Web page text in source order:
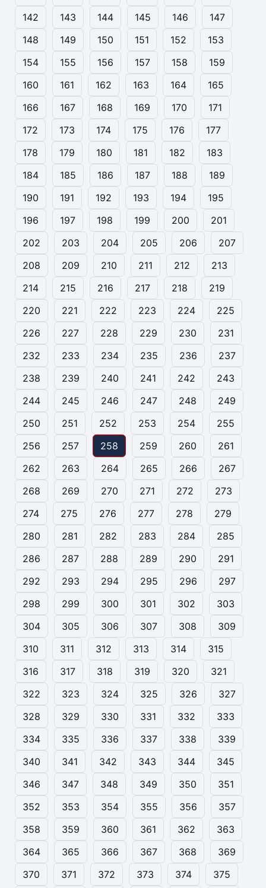
142
143 144 145 146
147
148
149 150 151 152
153
154
155 156 157 158
159
160
161 162 163 164
165
166
167 168 169 170
171
172
173 174 175 176
177
178
179 180 181 182
183
184
185 186 187 188
189
190
191 192 193 194
195
196
197 198 199 200
201
202
203 204 205 206
207
208
209 210 211 212
213
214
215 216 217 218
219
220
221 222 223 224
225
226
227 228 229 230
231
232
233 234 235 236
237
238
239 240 241 242
243
244
245 246 247 248
249
250
251 252 253 254
255
256
257 258 259 260
261
262
263 264 265 266
267
268
269 270 271 272
273
274
275 276 277 278
279
280
281 282 283 284
285
286
287 288 289 290
291
292
293 294 295 296
297
298
299 300 301 302
303
304
305 306 307 308
309
310
311 312 313 314
315
316
317 318 319 320
321
322
323 324 325 326
327
328
329 330 331 332
333
334
335 336 337 338
339
340
341 342 343 344
345
346
347 348 349 350
351
352
353 354 355 356
357
358
359 360 361 362
363
364
365 366 367 368
369
370
371 372 373 374 375